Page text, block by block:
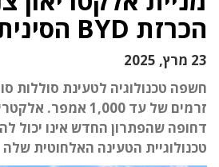
הכרזת BYD הסינית
23 מרץ, 2025
חשפה טכנולוגיה לטעינת סוללות
זרמים של עד 1,000
דחופה שהפתרון החדש אינו יכול
טכנולוגיית הטעינה האלחוטית שלה